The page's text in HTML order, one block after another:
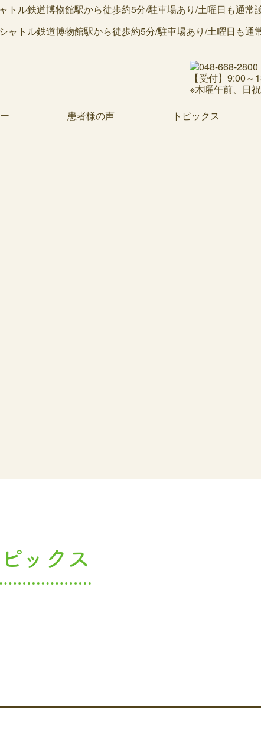
ル鉄道博物館駅から徒歩約5分/駐車場あり/土曜日も通常
【受付】9:00
※木曜午前、日
患者様の声 トピックス
ックス